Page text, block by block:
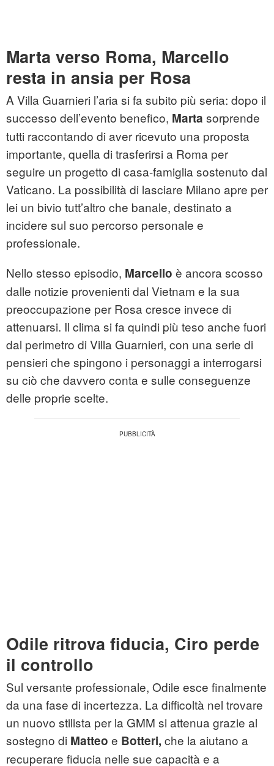
Marta verso Roma, Marcello
resta in ansia per Rosa
A Villa Guarnieri l’aria si fa subito più seria: dopo il
successo dell’evento benefico, Marta sorprende
tutti raccontando di aver ricevuto una proposta
importante, quella di trasferirsi a Roma per
seguire un progetto di casa-famiglia sostenuto dal
Vaticano. La possibilità di lasciare Milano apre per
lei un bivio tutt’altro che banale, destinato a
incidere sul suo percorso personale e
professionale.
Nello stesso episodio, Marcello è ancora scosso
dalle notizie provenienti dal Vietnam e la sua
preoccupazione per Rosa cresce invece di
attenuarsi. Il clima si fa quindi più teso anche fuori
dal perimetro di Villa Guarnieri, con una serie di
pensieri che spingono i personaggi a interrogarsi
su ciò che davvero conta e sulle conseguenze
delle proprie scelte.
Odile ritrova fiducia, Ciro perde
il controllo
Sul versante professionale, Odile esce finalmente
da una fase di incertezza. La difficoltà nel trovare
un nuovo stilista per la GMM si attenua grazie al
sostegno di Matteo e Botteri, che la aiutano a
recuperare fiducia nelle sue capacità e a